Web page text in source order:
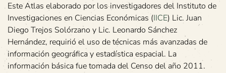
Este Atlas elaborado por los investigadores del Instituto de
Investigaciones en Ciencias Económicas (IICE) Lic. Juan
Diego Trejos Solórzano y Lic. Leonardo Sánchez
Hernández, requirió el uso de técnicas más avanzadas de
información geográfica y estadística espacial. La
información básica fue tomada del Censo del año 2011.